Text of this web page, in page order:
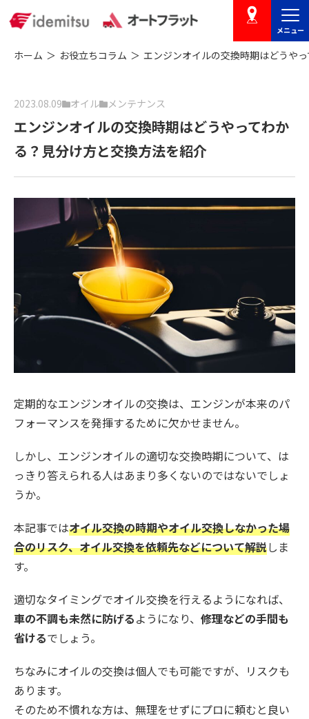
店舗を探す
メニュー
ホーム お役立ちコラム エンジンオイルの交換時期はどうや
2023.08.09 オイル メンテナンス
エンジンオイルの交換時期はどうやってわか
る？見分け方と交換方法を紹介
定期的なエンジンオイルの交換は、エンジンが本来のパ
フォーマンスを発揮するために欠かせません。
しかし、エンジンオイルの適切な交換時期について、は
っきり答えられる人はあまり多くないのではないでしょ
うか。
本記事ではオイル交換の時期やオイル交換しなかった場
合のリスク、オイル交換を依頼先などについて解説しま
す。
適切なタイミングでオイル交換を行えるようになれば、
車の不調も未然に防げるようになり、 修理などの手間も
省けるでしょう。
ちなみにオイルの交換は個人でも可能ですが、リスクも
あります。
そのため不慣れな方は、無理をせずにプロに頼むと良い